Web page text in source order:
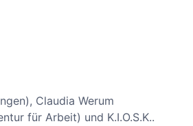
Claudia Werum
für Arbeit) und K.I.O.S.K..